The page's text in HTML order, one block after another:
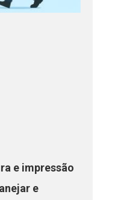
e impressão
e